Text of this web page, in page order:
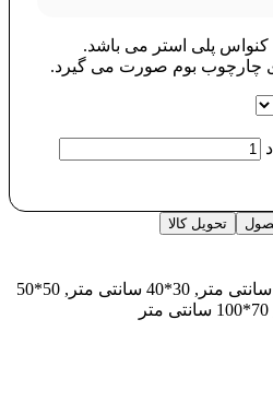
کنواس پلی استر می باشد.
چارچوب بوم صورت می گیرد.
تحویل کالا
20*30 سانتی متر, 30*30 سانتی متر, 30*40 سانتی متر, 50*50